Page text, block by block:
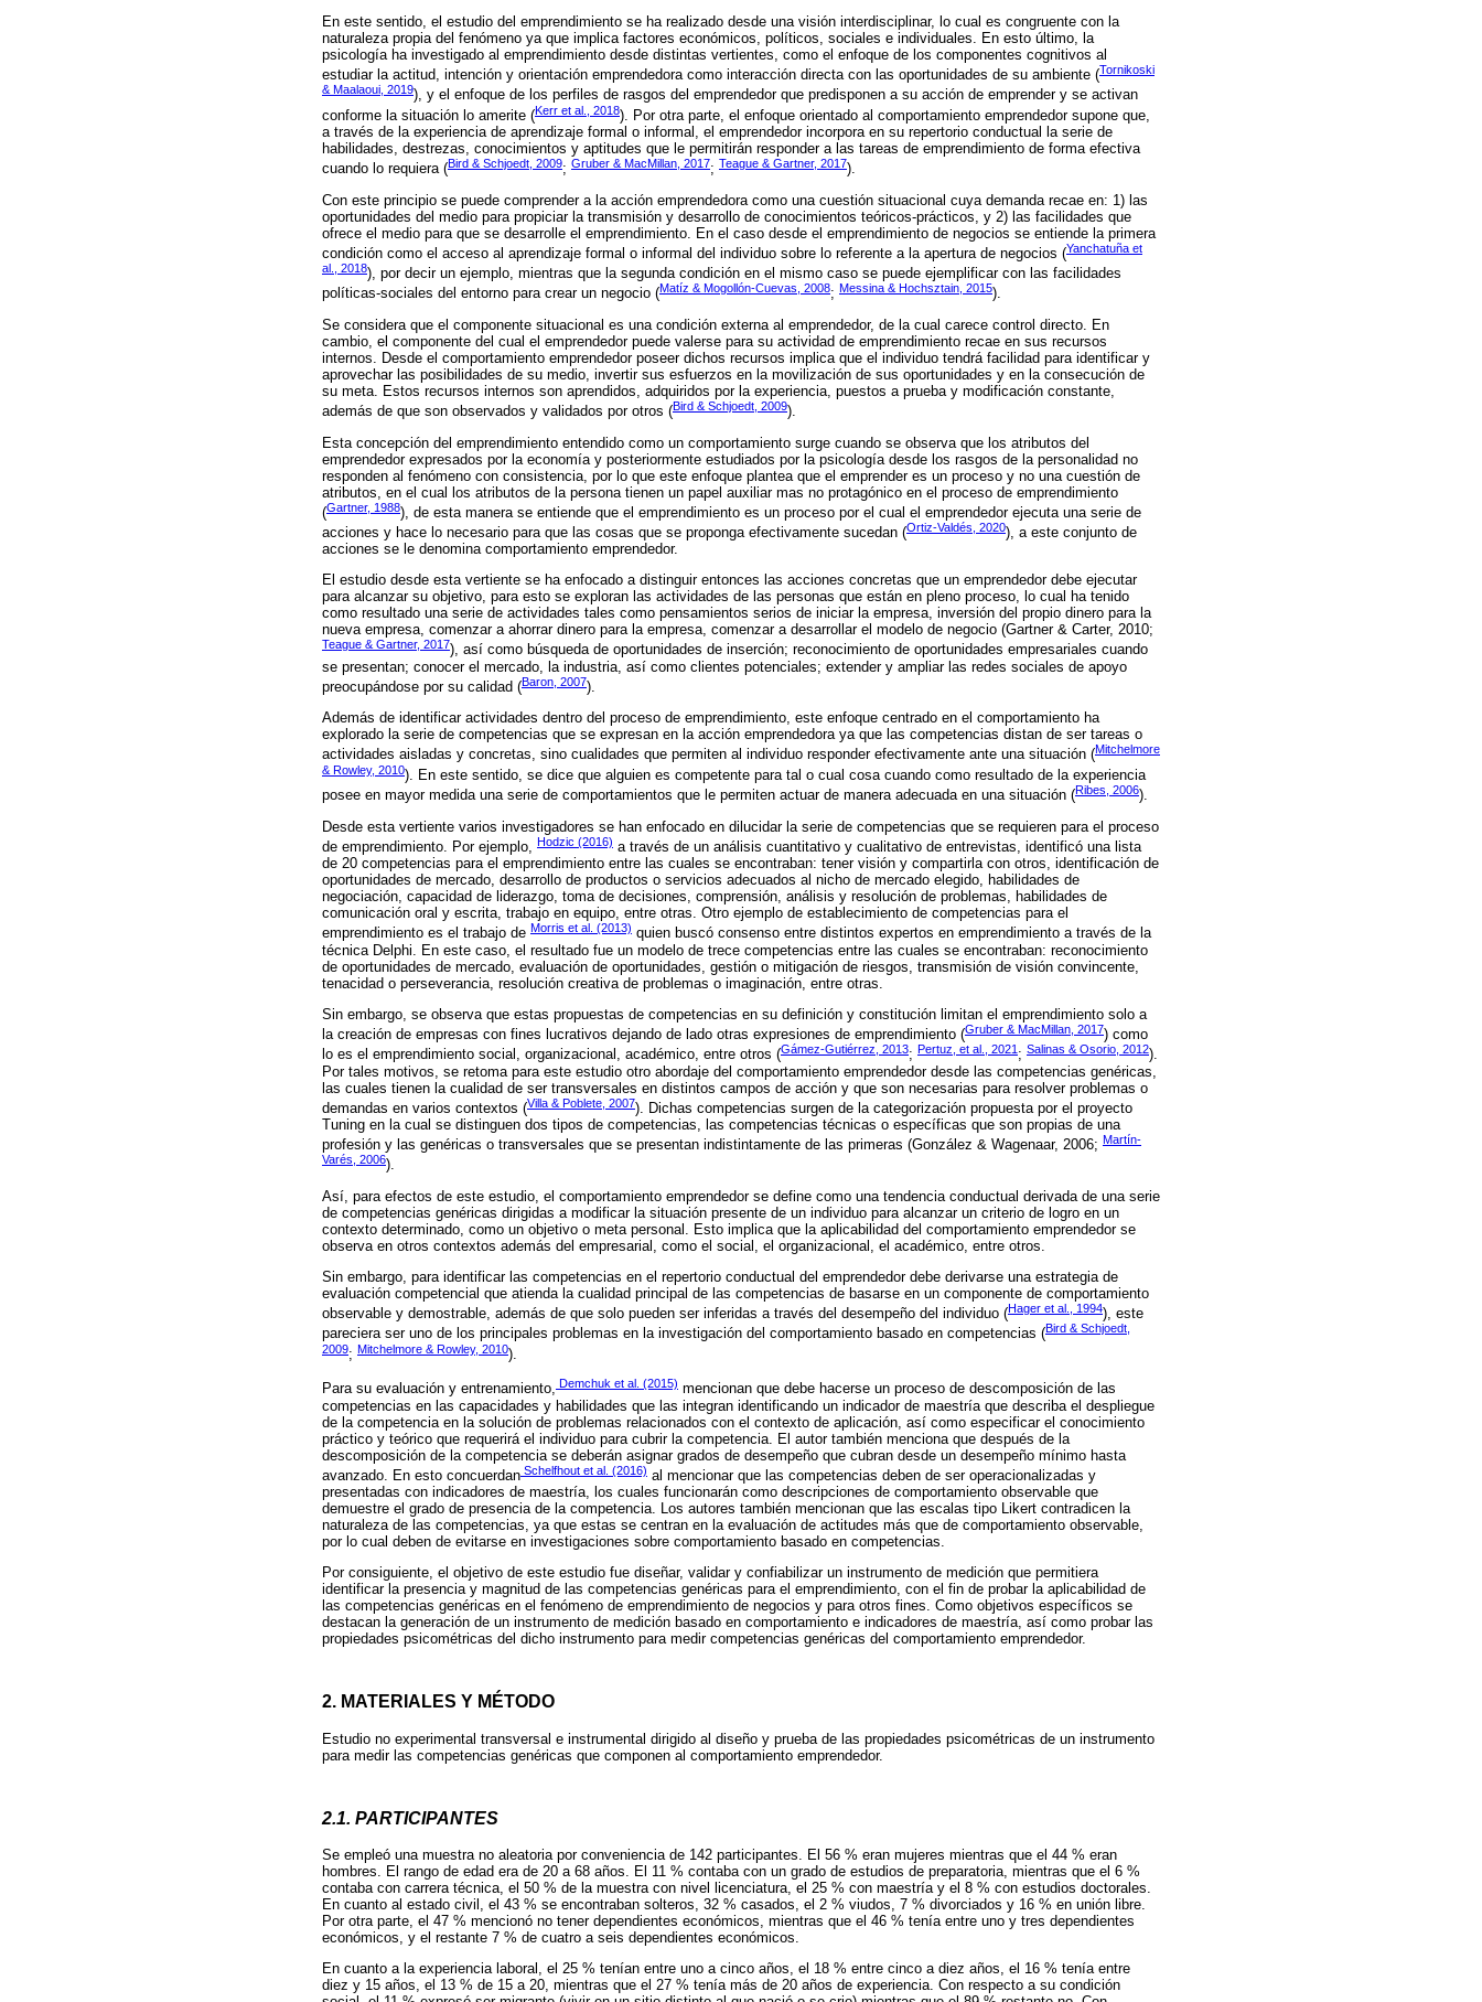
En este sentido, el estudio del emprendimiento se ha realizado desde una visión interdisciplinar, lo cual es congruente con la
naturaleza propia del fenómeno ya que implica factores económicos, políticos, sociales e individuales. En esto último, la
psicología ha investigado al emprendimiento desde distintas vertientes, como el enfoque de los componentes cognitivos al
estudiar la actitud, intención y orientación emprendedora como interacción directa con las oportunidades de su ambiente (Tornikoski
& Maalaoui, 2019), y el enfoque de los perfiles de rasgos del emprendedor que predisponen a su acción de emprender y se activan
conforme la situación lo amerite (Kerr et al., 2018). Por otra parte, el enfoque orientado al comportamiento emprendedor supone que,
a través de la experiencia de aprendizaje formal o informal, el emprendedor incorpora en su repertorio conductual la serie de
habilidades, destrezas, conocimientos y aptitudes que le permitirán responder a las tareas de emprendimiento de forma efectiva
cuando lo requiera (Bird & Schjoedt, 2009; Gruber & MacMillan, 2017; Teague & Gartner, 2017).
Con este principio se puede comprender a la acción emprendedora como una cuestión situacional cuya demanda recae en: 1) las
oportunidades del medio para propiciar la transmisión y desarrollo de conocimientos teóricos-prácticos, y 2) las facilidades que
ofrece el medio para que se desarrolle el emprendimiento. En el caso desde el emprendimiento de negocios se entiende la primera
condición como el acceso al aprendizaje formal o informal del individuo sobre lo referente a la apertura de negocios (Yanchatuña et
al., 2018), por decir un ejemplo, mientras que la segunda condición en el mismo caso se puede ejemplificar con las facilidades
políticas-sociales del entorno para crear un negocio (Matíz & Mogollón-Cuevas, 2008; Messina & Hochsztain, 2015).
Se considera que el componente situacional es una condición externa al emprendedor, de la cual carece control directo. En
cambio, el componente del cual el emprendedor puede valerse para su actividad de emprendimiento recae en sus recursos
internos. Desde el comportamiento emprendedor poseer dichos recursos implica que el individuo tendrá facilidad para identificar y
aprovechar las posibilidades de su medio, invertir sus esfuerzos en la movilización de sus oportunidades y en la consecución de
su meta. Estos recursos internos son aprendidos, adquiridos por la experiencia, puestos a prueba y modificación constante,
además de que son observados y validados por otros (Bird & Schjoedt, 2009).
Esta concepción del emprendimiento entendido como un comportamiento surge cuando se observa que los atributos del
emprendedor expresados por la economía y posteriormente estudiados por la psicología desde los rasgos de la personalidad no
responden al fenómeno con consistencia, por lo que este enfoque plantea que el emprender es un proceso y no una cuestión de
atributos, en el cual los atributos de la persona tienen un papel auxiliar mas no protagónico en el proceso de emprendimiento
(Gartner, 1988), de esta manera se entiende que el emprendimiento es un proceso por el cual el emprendedor ejecuta una serie de
acciones y hace lo necesario para que las cosas que se proponga efectivamente sucedan (Ortiz-Valdés, 2020), a este conjunto de
acciones se le denomina comportamiento emprendedor.
El estudio desde esta vertiente se ha enfocado a distinguir entonces las acciones concretas que un emprendedor debe ejecutar
para alcanzar su objetivo, para esto se exploran las actividades de las personas que están en pleno proceso, lo cual ha tenido
como resultado una serie de actividades tales como pensamientos serios de iniciar la empresa, inversión del propio dinero para la
nueva empresa, comenzar a ahorrar dinero para la empresa, comenzar a desarrollar el modelo de negocio (Gartner & Carter, 2010;
Teague & Gartner, 2017), así como búsqueda de oportunidades de inserción; reconocimiento de oportunidades empresariales cuando
se presentan; conocer el mercado, la industria, así como clientes potenciales; extender y ampliar las redes sociales de apoyo
preocupándose por su calidad (Baron, 2007).
Además de identificar actividades dentro del proceso de emprendimiento, este enfoque centrado en el comportamiento ha
explorado la serie de competencias que se expresan en la acción emprendedora ya que las competencias distan de ser tareas o
actividades aisladas y concretas, sino cualidades que permiten al individuo responder efectivamente ante una situación (Mitchelmore
& Rowley, 2010). En este sentido, se dice que alguien es competente para tal o cual cosa cuando como resultado de la experiencia
posee en mayor medida una serie de comportamientos que le permiten actuar de manera adecuada en una situación (Ribes, 2006).
Desde esta vertiente varios investigadores se han enfocado en dilucidar la serie de competencias que se requieren para el proceso
de emprendimiento. Por ejemplo, Hodzic (2016) a través de un análisis cuantitativo y cualitativo de entrevistas, identificó una lista
de 20 competencias para el emprendimiento entre las cuales se encontraban: tener visión y compartirla con otros, identificación de
oportunidades de mercado, desarrollo de productos o servicios adecuados al nicho de mercado elegido, habilidades de
negociación, capacidad de liderazgo, toma de decisiones, comprensión, análisis y resolución de problemas, habilidades de
comunicación oral y escrita, trabajo en equipo, entre otras. Otro ejemplo de establecimiento de competencias para el
emprendimiento es el trabajo de Morris et al. (2013) quien buscó consenso entre distintos expertos en emprendimiento a través de la
técnica Delphi. En este caso, el resultado fue un modelo de trece competencias entre las cuales se encontraban: reconocimiento
de oportunidades de mercado, evaluación de oportunidades, gestión o mitigación de riesgos, transmisión de visión convincente,
tenacidad o perseverancia, resolución creativa de problemas o imaginación, entre otras.
Sin embargo, se observa que estas propuestas de competencias en su definición y constitución limitan el emprendimiento solo a
la creación de empresas con fines lucrativos dejando de lado otras expresiones de emprendimiento (Gruber & MacMillan, 2017) como
lo es el emprendimiento social, organizacional, académico, entre otros (Gámez-Gutiérrez, 2013; Pertuz, et al., 2021 ; Salinas & Osorio, 2012).
Por tales motivos, se retoma para este estudio otro abordaje del comportamiento emprendedor desde las competencias genéricas,
las cuales tienen la cualidad de ser transversales en distintos campos de acción y que son necesarias para resolver problemas o
demandas en varios contextos (Villa & Poblete, 2007). Dichas competencias surgen de la categorización propuesta por el proyecto
Tuning en la cual se distinguen dos tipos de competencias, las competencias técnicas o específicas que son propias de una
profesión y las genéricas o transversales que se presentan indistintamente de las primeras (González & Wagenaar, 2006; Martín-
Varés, 2006).
Así, para efectos de este estudio, el comportamiento emprendedor se define como una tendencia conductual derivada de una serie
de competencias genéricas dirigidas a modificar la situación presente de un individuo para alcanzar un criterio de logro en un
contexto determinado, como un objetivo o meta personal. Esto implica que la aplicabilidad del comportamiento emprendedor se
observa en otros contextos además del empresarial, como el social, el organizacional, el académico, entre otros.
Sin embargo, para identificar las competencias en el repertorio conductual del emprendedor debe derivarse una estrategia de
evaluación competencial que atienda la cualidad principal de las competencias de basarse en un componente de comportamiento
observable y demostrable, además de que solo pueden ser inferidas a través del desempeño del individuo (Hager et al., 1994), este
pareciera ser uno de los principales problemas en la investigación del comportamiento basado en competencias (Bird & Schjoedt,
2009; Mitchelmore & Rowley, 2010).
Para su evaluación y entrenamiento, Demchuk et al. (2015) mencionan que debe hacerse un proceso de descomposición de las
competencias en las capacidades y habilidades que las integran identificando un indicador de maestría que describa el despliegue
de la competencia en la solución de problemas relacionados con el contexto de aplicación, así como especificar el conocimiento
práctico y teórico que requerirá el individuo para cubrir la competencia. El autor también menciona que después de la
descomposición de la competencia se deberán asignar grados de desempeño que cubran desde un desempeño mínimo hasta
avanzado. En esto concuerdan Schelfhout et al. (2016) al mencionar que las competencias deben de ser operacionalizadas y
presentadas con indicadores de maestría, los cuales funcionarán como descripciones de comportamiento observable que
demuestre el grado de presencia de la competencia. Los autores también mencionan que las escalas tipo Likert contradicen la
naturaleza de las competencias, ya que estas se centran en la evaluación de actitudes más que de comportamiento observable,
por lo cual deben de evitarse en investigaciones sobre comportamiento basado en competencias.
Por consiguiente, el objetivo de este estudio fue diseñar, validar y confiabilizar un instrumento de medición que permitiera
identificar la presencia y magnitud de las competencias genéricas para el emprendimiento, con el fin de probar la aplicabilidad de
las competencias genéricas en el fenómeno de emprendimiento de negocios y para otros fines. Como objetivos específicos se
destacan la generación de un instrumento de medición basado en comportamiento e indicadores de maestría, así como probar las
propiedades psicométricas del dicho instrumento para medir competencias genéricas del comportamiento emprendedor.
2. MATERIALES Y MÉTODO
Estudio no experimental transversal e instrumental dirigido al diseño y prueba de las propiedades psicométricas de un instrumento
para medir las competencias genéricas que componen al comportamiento emprendedor.
2.1. PARTICIPANTES
Se empleó una muestra no aleatoria por conveniencia de 142 participantes. El 56 % eran mujeres mientras que el 44 % eran
hombres. El rango de edad era de 20 a 68 años. El 11 % contaba con un grado de estudios de preparatoria, mientras que el 6 %
contaba con carrera técnica, el 50 % de la muestra con nivel licenciatura, el 25 % con maestría y el 8 % con estudios doctorales.
En cuanto al estado civil, el 43 % se encontraban solteros, 32 % casados, el 2 % viudos, 7 % divorciados y 16 % en unión libre.
Por otra parte, el 47 % mencionó no tener dependientes económicos, mientras que el 46 % tenía entre uno y tres dependientes
económicos, y el restante 7 % de cuatro a seis dependientes económicos.
En cuanto a la experiencia laboral, el 25 % tenían entre uno a cinco años, el 18 % entre cinco a diez años, el 16 % tenía entre
diez y 15 años, el 13 % de 15 a 20, mientras que el 27 % tenía más de 20 años de experiencia. Con respecto a su condición